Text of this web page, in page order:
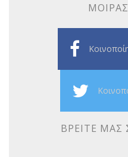
ΒΡΕΊΤΕ ΜΑΣ